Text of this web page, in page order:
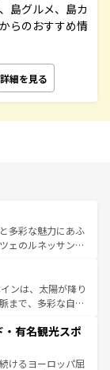
島グルメ、島カ
らのおすすめ情
詳細を見る
多彩な魅力にあふ
ェのルネッサンス
マルフィ海岸の絶
合間には、本場の
を堪能することも
旅をしてみよう！
ンは、太陽が降り
まで、多彩な自然
メンコ、熱気あふ
の一部となってい
や、バルセロナの
有名観光スポ
けるヨーロッパ屈